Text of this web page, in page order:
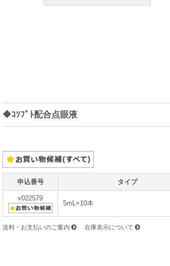
◆ｺｿﾌﾟﾄ配合点眼液
申込番号 タイプ
v022579
5mL×10本
送料・お支払いのご案内 在庫表示について